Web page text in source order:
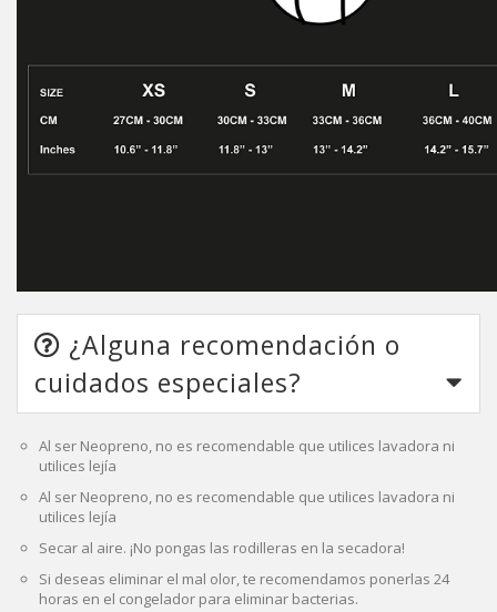
¿Alguna recomendación o
cuidados especiales?
Al ser Neopreno, no es recomendable que utilices lavadora ni
utilices lejía
Al ser Neopreno, no es recomendable que utilices lavadora ni
utilices lejía
Secar al aire. ¡No pongas las rodilleras en la secadora!
Si deseas eliminar el mal olor, te recomendamos ponerlas 24
horas en el congelador para eliminar bacterias.